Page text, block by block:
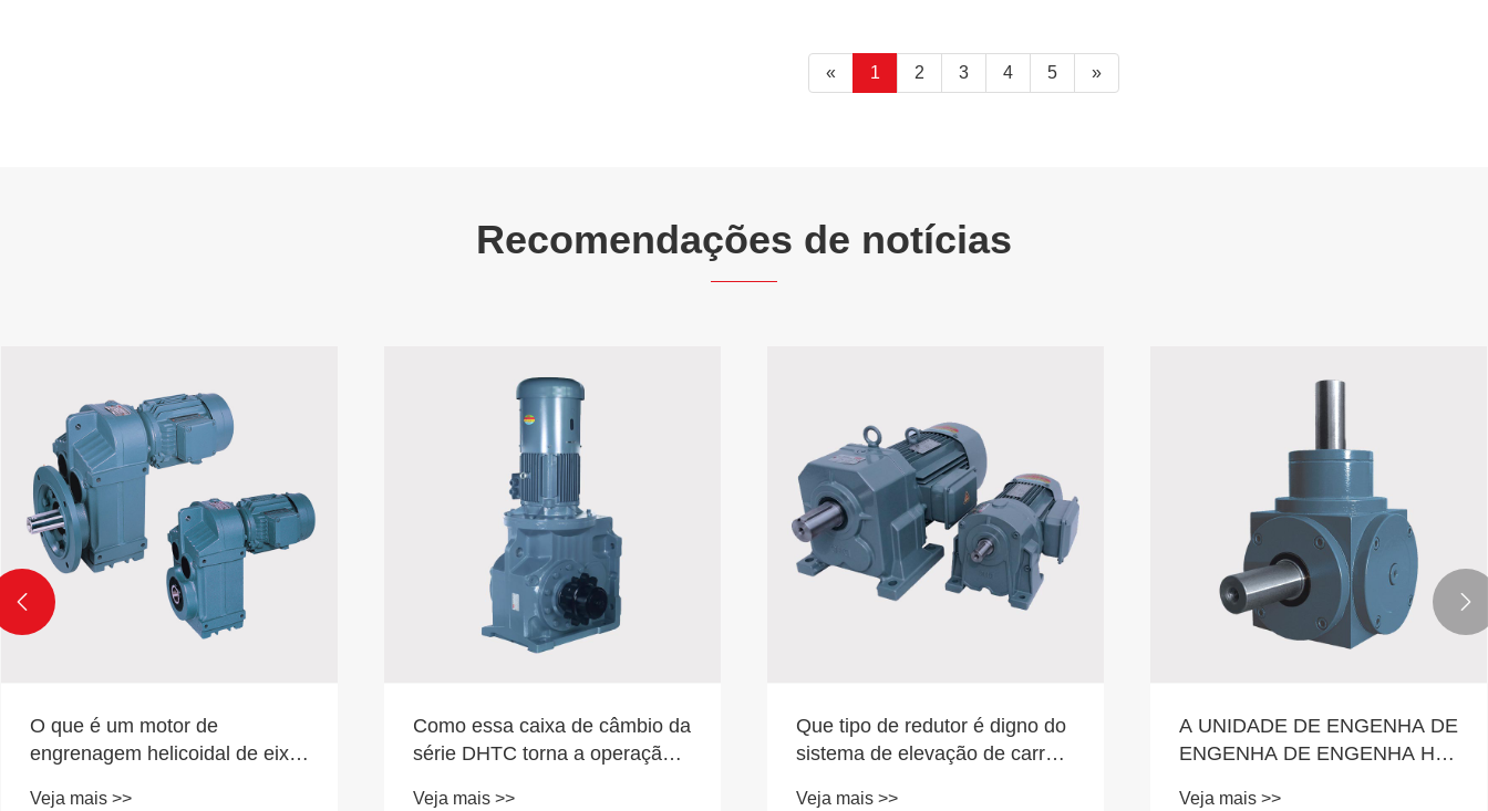
« 1 2 3 4 5 »
Recomendações de notícias
O que é um motor de
engrenagem helicoidal de eixo
Veja mais >>
Como essa caixa de câmbio da
série DHTC torna a operação
Veja mais >>
Que tipo de redutor é digno do
sistema de elevação de carros
Veja mais >>
A UNIDADE DE ENGENHA DE
ENGENHA DE ENGENHA HD
Veja mais >>
 